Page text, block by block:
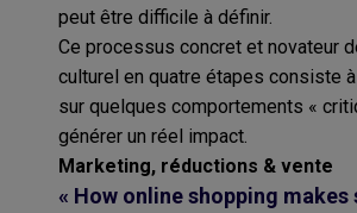
peut être difficile à définir.
Ce processus concret et novateur
culturel en quatre étapes consiste
sur quelques comportements «
générer un réel impact.
Marketing, réductions & vente
« How online shopping